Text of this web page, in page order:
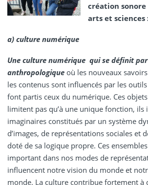
création
arts et sciences
a) culture numérique
Une culture numérique qui se définit
anthropologique où les nouveaux
les contenus sont influencés par les
font partis ceux du numérique. Ces
limitent pas qu’à une unique fonction, ils
imaginaires constitués par un système
d’images, de représentations sociales et
doté de sa logique propre. Ces
important dans nos modes de
influencent notre vision du monde et
monde. La culture contribue fortement à